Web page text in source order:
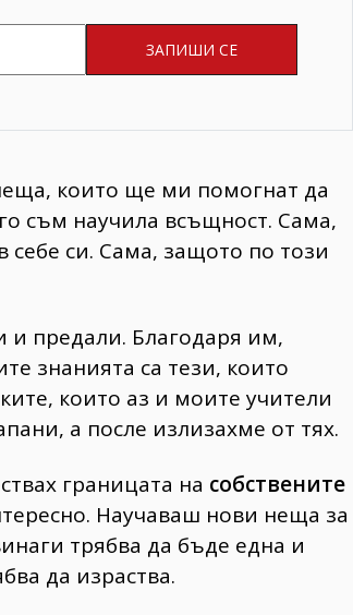
които ще ми помогнат да
съм научила всъщност. Сама,
себе си. Сама, защото по този
и предали. Благодаря им,
знанията са тези, които
които аз и моите учители
а после излизахме от тях.
границата на собствените
Научаваш нови неща за
трябва да бъде една и
да израства.